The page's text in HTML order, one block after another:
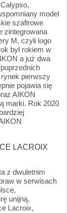
model
szafirowe
zintegrowana
M, czyli logo
był rokiem w
a już dwa
pierwszy
pojawia się
AIKON
marki. Rok 2020
LACROIX
z dwuletnim
w serwisach
unijną,
Lacroix,